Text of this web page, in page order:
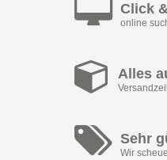
Click
online
Alles
Sehr
Wir